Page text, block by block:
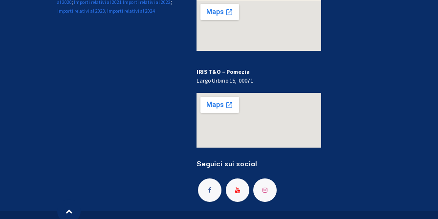
al 2020; Importi relativi al 2021 Importi relativi al 2022;
Importi relativi al 2023; Importi relativi al 2024
IRIS T&O – Pomezia
Largo Urbino 15, 00071
Seguici sui social